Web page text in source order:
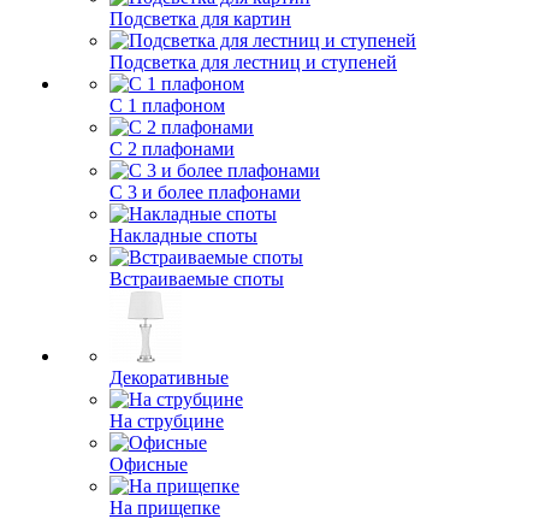
Подсветка для картин
Подсветка для лестниц и ступеней
С 1 плафоном
С 2 плафонами
С 3 и более плафонами
Накладные споты
Встраиваемые споты
Декоративные
На струбцине
Офисные
На прищепке